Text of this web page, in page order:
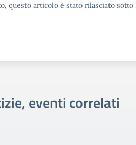
questo articolo è stato rilasciato
eventi correlati